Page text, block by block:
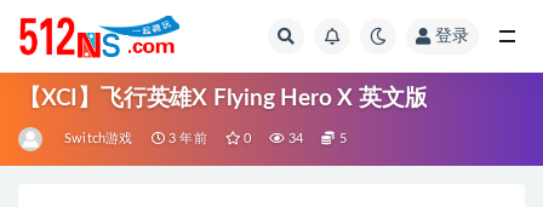
登录
【XCI】飞行英雄X Flying Hero X 英文版
Switch游戏 3 年前 0 34 5